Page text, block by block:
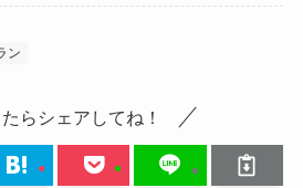
ン
らシェアしてね！